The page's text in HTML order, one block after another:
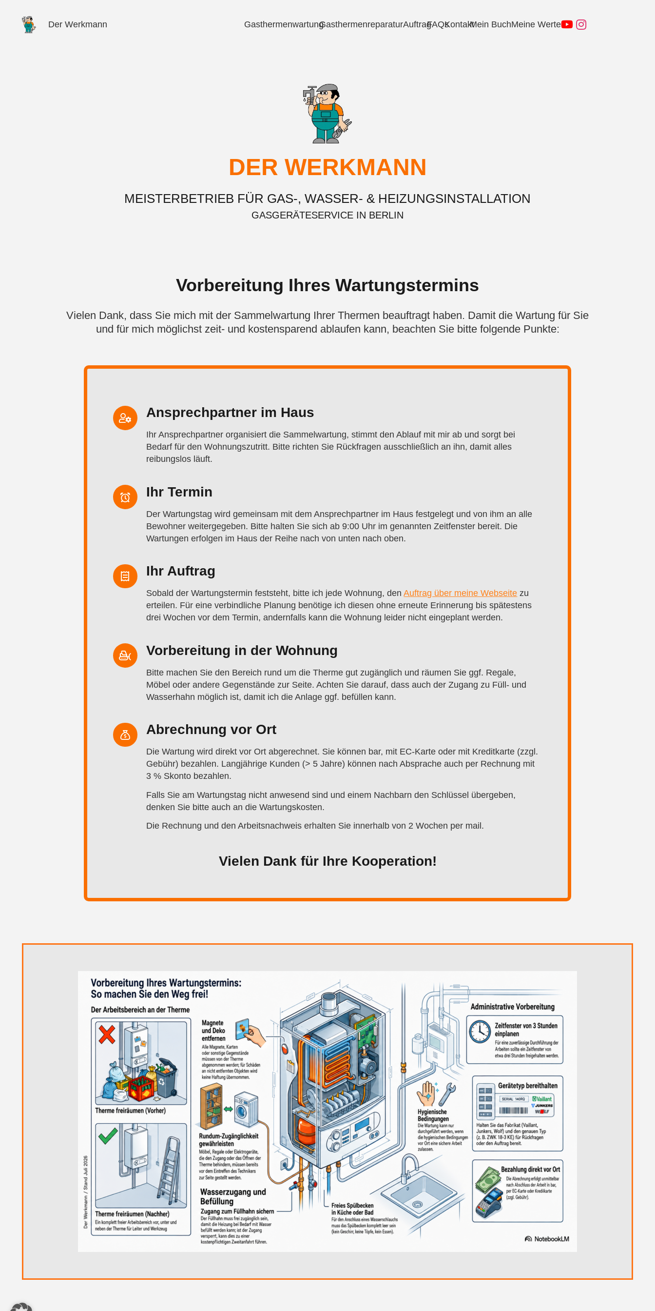
Der Werkmann GasthermenwartungGasthermenreparaturAuftragFAQsKontaktMein BuchMeine Werte
DER WERKMANN
MEISTERBETRIEB FÜR GAS-, WASSER- & HEIZUNGSINSTALLATION
GASGERÄTESERVICE IN BERLIN
Vorbereitung Ihres Wartungstermins
Vielen Dank, dass Sie mich mit der Sammelwartung Ihrer Thermen beauftragt haben. Damit die Wartung für Sie
und für mich möglichst zeit- und kostensparend ablaufen kann, beachten Sie bitte folgende Punkte:
Ansprechpartner im Haus
Ihr Ansprechpartner organisiert die Sammelwartung, stimmt den Ablauf mit mir ab und sorgt bei
Bedarf für den Wohnungszutritt. Bitte richten Sie Rückfragen ausschließlich an ihn, damit alles
reibungslos läuft.
Ihr Termin
Der Wartungstag wird gemeinsam mit dem Ansprechpartner im Haus festgelegt und von ihm an alle
Bewohner weitergegeben. Bitte halten Sie sich ab 9:00 Uhr im genannten Zeitfenster bereit. Die
Wartungen erfolgen im Haus der Reihe nach von unten nach oben.
Ihr Auftrag
Sobald der Wartungstermin feststeht, bitte ich jede Wohnung, denAuftrag über meine Webseite zu
erteilen. Für eine verbindliche Planung benötige ich diesen ohne erneute Erinnerung bis spätestens
drei Wochen vor dem Termin, andernfalls kann die Wohnung leider nicht eingeplant werden.
Vorbereitung in der Wohnung
Bitte machen Sie den Bereich rund um die Therme gut zugänglich und räumen Sie ggf. Regale,
Möbel oder andere Gegenstände zur Seite. Achten Sie darauf, dass auch der Zugang zu Füll- und
Wasserhahn möglich ist, damit ich die Anlage ggf. befüllen kann.
Abrechnung vor Ort
Die Wartung wird direkt vor Ort abgerechnet. Sie können bar, mit EC-Karte oder mit Kreditkarte (zzgl.
Gebühr) bezahlen. Langjährige Kunden (> 5 Jahre) können nach Absprache auch per Rechnung mit
3 % Skonto bezahlen.
Falls Sie am Wartungstag nicht anwesend sind und einem Nachbarn den Schlüssel übergeben,
denken Sie bitte auch an die Wartungskosten.
Die Rechnung und den Arbeitsnachweis erhalten Sie innerhalb von 2 Wochen per mail.
Vielen Dank für Ihre Kooperation!